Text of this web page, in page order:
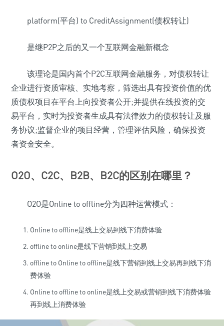
platform(平台) to CreditAssignment(债权转让)
是继P2P之后的又一个互联网金融新概念
该理论是国内首个P2C互联网金融服务，对债权转让
企业进行资质审核、实地考察，筛选出具有投资价值的优
质债权项目在平台上向投资者公开;并提供在线投资的交
易平台，实时为投资者生成具有法律效力的债权转让及服
务协议;监督企业的项目经营，管理评估风险，确保投资
者资金安全。
O2O、C2C、B2B、B2C的区别在哪里？
O2O是Online to offline分为四种运营模式：
Online to offline是线上交易到线下消费体验
offline to online是线下营销到线上交易
offline to Online to offline是线下营销到线上交易再到线下消
费体验
Online to offline to online是线上交易或营销到线下消费体验
再到线上消费体验